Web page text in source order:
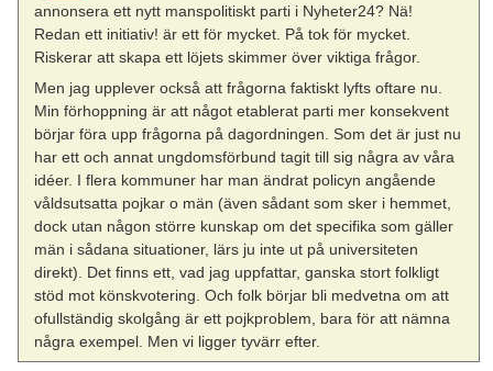
annonsera ett nytt manspolitiskt parti i Nyheter24? Nä!
Redan ett initiativ! är ett för mycket. På tok för mycket.
Riskerar att skapa ett löjets skimmer över viktiga frågor.
Men jag upplever också att frågorna faktiskt lyfts oftare nu.
Min förhoppning är att något etablerat parti mer konsekvent
börjar föra upp frågorna på dagordningen. Som det är just nu
har ett och annat ungdomsförbund tagit till sig några av våra
idéer. I flera kommuner har man ändrat policyn angående
våldsutsatta pojkar o män (även sådant som sker i hemmet,
dock utan någon större kunskap om det specifika som gäller
män i sådana situationer, lärs ju inte ut på universiteten
direkt). Det finns ett, vad jag uppfattar, ganska stort folkligt
stöd mot könskvotering. Och folk börjar bli medvetna om att
ofullständig skolgång är ett pojkproblem, bara för att nämna
några exempel. Men vi ligger tyvärr efter.